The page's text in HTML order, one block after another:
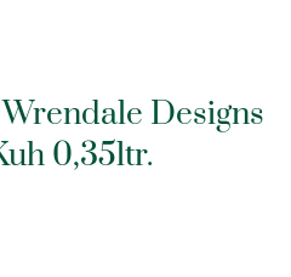
Designs
0,35ltr.